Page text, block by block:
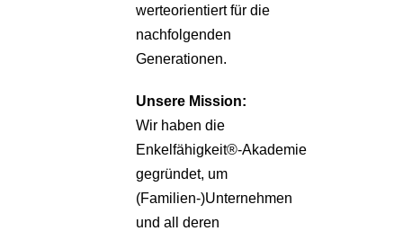
werteorientiert für die
nachfolgenden
Generationen.
Unsere Mission:
Wir haben die
Enkelfähigkeit®-Akademie
gegründet, um
(Familien-)Unternehmen
und all deren